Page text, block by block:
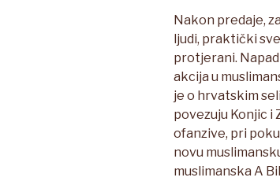
Nakon predaje,
ljudi, praktički
protjerani.
akcija u
je o hrvatskim
povezuju Konjic i
ofanzive, pri
novu
muslimanska A